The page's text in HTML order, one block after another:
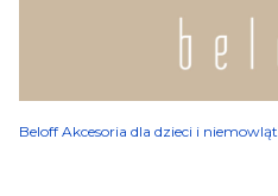
Beloff Akcesoria dla dzieci i niemowląt